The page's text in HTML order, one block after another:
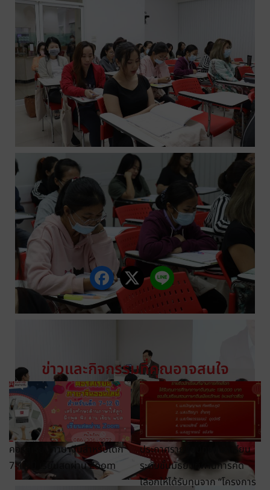
ข่าวและกิจกรรมที่คุณอาจสนใจ
คอร์สเรียนภาษาจีนสำหรับเด็ก
7-12 ปี เรียนสดผ่าน Zoom
ประกาศรายชื่อน้องๆนักเรียน
ระดับชั้นมัธยมที่ผ่านการคัด
เลือกให้ได้รับทุนจาก “โครงการ